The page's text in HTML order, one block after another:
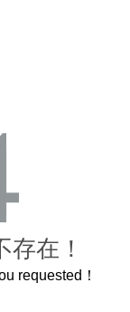
在！
requested！